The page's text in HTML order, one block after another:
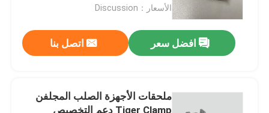
الأسعار：Discussion
افضل سعر اتصل بنا
ملحقات الأجهزة الصلب المجلفن
Tiger Clamp دعم التخصيص